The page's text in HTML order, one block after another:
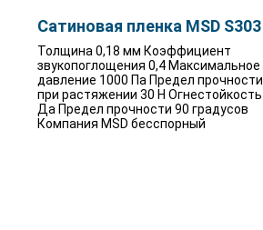
Сатиновая пленка MSD S303
Толщина 0,18 мм Коэффициент
звукопоглощения 0,4 Максимальное
давление 1000 Па Предел прочности
при растяжении 30 Н Огнестойкость
Да Предел прочности 90 градусов
Компания MSD бесспорный